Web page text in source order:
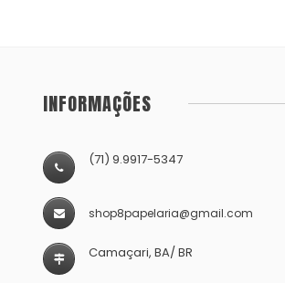
INFORMAÇÕES
(71) 9.9917-5347
shop8papelaria@gmail.com
Camaçari, BA/ BR